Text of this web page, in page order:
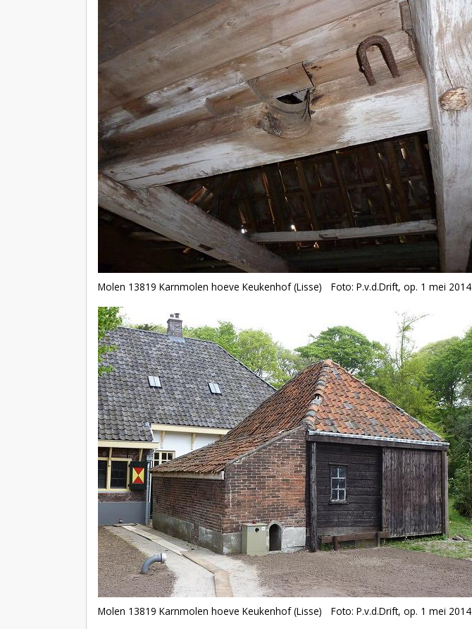
Molen 13819 Karnmolen hoeve Keukenhof (Lisse) Foto: P.v.d.Drift, op. 1 mei 2014
Molen 13819 Karnmolen hoeve Keukenhof (Lisse) Foto: P.v.d.Drift, op. 1 mei 2014